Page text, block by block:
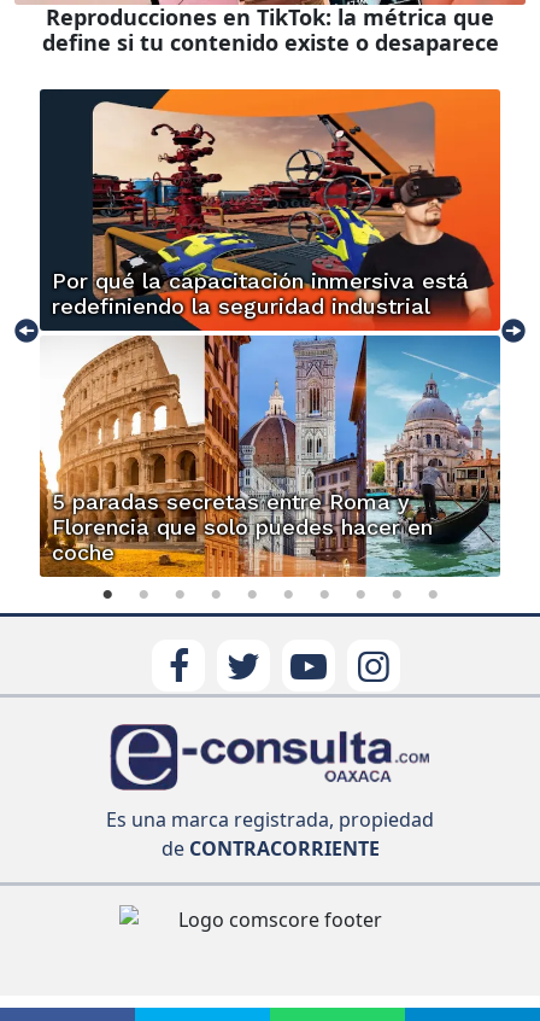
Reproducciones en TikTok: la métrica que
define si tu contenido existe o desaparece
Por qué la capacitación inmersiva está
redefiniendo la seguridad industrial
5 paradas secretas entre Roma y
Florencia que solo puedes hacer en
coche
Es una marca registrada, propiedad
deCONTRACORRIENTE